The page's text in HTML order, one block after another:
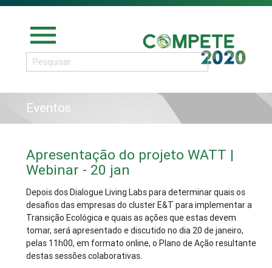
menu
Eventos
Apresentação do projeto WATT |
Webinar - 20 jan
Depois dos Dialogue Living Labs para determinar quais os
desafios das empresas do cluster E&T para implementar a
Transição Ecológica e quais as ações que estas devem
tomar, será apresentado e discutido no dia 20 de janeiro,
pelas 11h00, em formato online, o Plano de Ação resultante
destas sessões colaborativas.